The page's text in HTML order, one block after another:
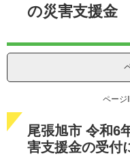
の災害支援金
ページ
尾張旭市 令和6
害支援金の受付